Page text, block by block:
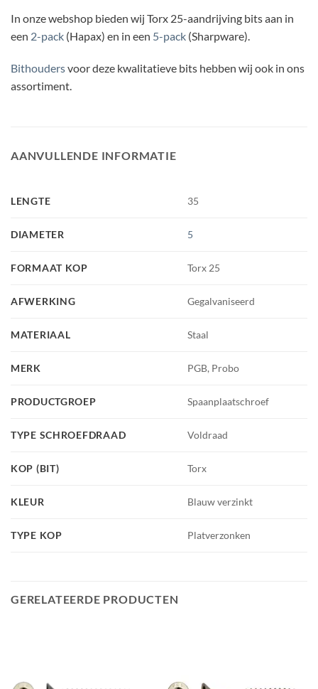
In onze webshop bieden wij Torx 25-aandrijving bits aan in
een 2-pack (Hapax) en in een 5-pack (Sharpware).
Bithoudersvoor deze kwalitatieve bits hebben wij ook in ons
assortiment.
AANVULLENDE INFORMATIE
LENGTE 35
DIAMETER 5
FORMAAT KOP Torx 25
AFWERKING Gegalvaniseerd
MATERIAAL Staal
MERK PGB, Probo
PRODUCTGROEP Spaanplaatschroef
TYPE SCHROEFDRAAD Voldraad
KOP (BIT) Torx
KLEUR Blauw verzinkt
TYPE KOP Platverzonken
GERELATEERDE PRODUCTEN